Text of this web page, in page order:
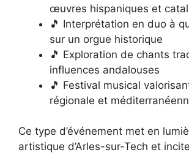
œuvres hispaniques et
🎵 Interprétation en duo à
sur un orgue historique
🎵 Exploration de chants
influences andalouses
🎵 Festival musical
régionale et
Ce type d’événement met en
artistique d’Arles-sur-Tech et